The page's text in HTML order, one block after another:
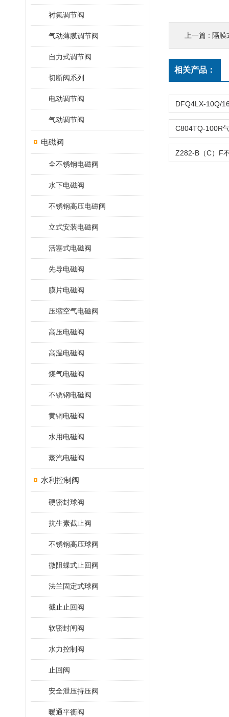
衬氟调节阀
气动薄膜调节阀
自力式调节阀
切断阀系列
电动调节阀
气动调节阀
电磁阀
全不锈钢电磁阀
水下电磁阀
不锈钢高压电磁阀
立式安装电磁阀
活塞式电磁阀
先导电磁阀
膜片电磁阀
压缩空气电磁阀
高压电磁阀
高温电磁阀
煤气电磁阀
不锈钢电磁阀
黄铜电磁阀
水用电磁阀
蒸汽电磁阀
水利控制阀
硬密封球阀
抗生素截止阀
不锈钢高压球阀
微阻蝶式止回阀
法兰固定式球阀
截止止回阀
软密封闸阀
水力控制阀
止回阀
安全泄压持压阀
暖通平衡阀
上一篇 : 隔膜
相关产品：